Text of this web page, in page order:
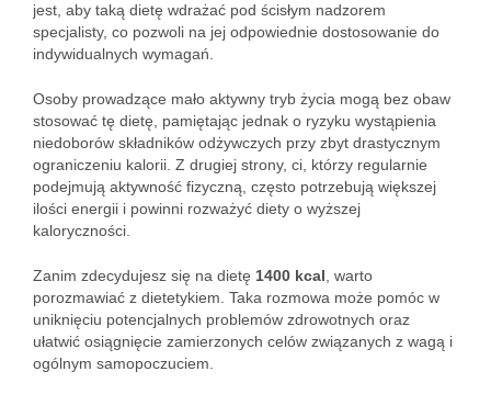
jest, aby taką dietę wdrażać pod ścisłym nadzorem
specjalisty, co pozwoli na jej odpowiednie dostosowanie do
indywidualnych wymagań.
Osoby prowadzące mało aktywny tryb życia mogą bez obaw
stosować tę dietę, pamiętając jednak o ryzyku wystąpienia
niedoborów składników odżywczych przy zbyt drastycznym
ograniczeniu kalorii. Z drugiej strony, ci, którzy regularnie
podejmują aktywność fizyczną, często potrzebują większej
ilości energii i powinni rozważyć diety o wyższej
kaloryczności.
Zanim zdecydujesz się na dietę 1400 kcal , warto
porozmawiać z dietetykiem. Taka rozmowa może pomóc w
uniknięciu potencjalnych problemów zdrowotnych oraz
ułatwić osiągnięcie zamierzonych celów związanych z wagą i
ogólnym samopoczuciem.